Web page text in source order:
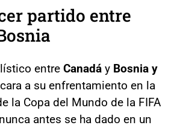
partido entre
entre Canadá y Bosnia y
a su enfrentamiento en la
la Copa del Mundo de la FIFA
antes se ha dado en un